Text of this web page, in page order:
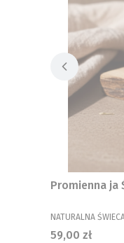
Promienna ja
PRODUCENT
NATURALNA
Cena
59,00 zł